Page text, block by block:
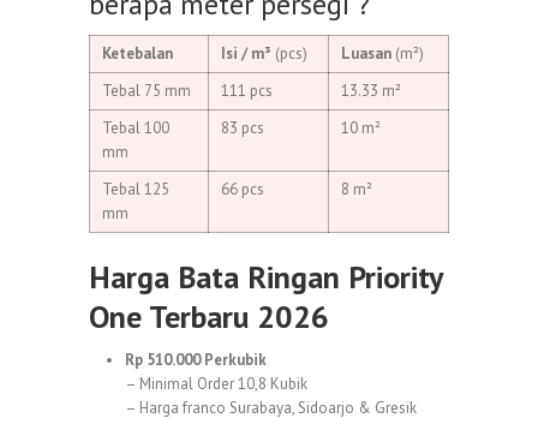
Ketebalan Isi / m³ (pcs) Luasan (m²)
Tebal 75 mm
111 pcs
13.33 m²
Tebal 100
mm
83 pcs 10 m²
Tebal 125
mm
66 pcs 8 m²
Harga Bata Ringan Priority
One Terbaru 2026
Rp 510.000 Perkubik
– Minimal Order 10,8 Kubik
– Harga franco Surabaya, Sidoarjo & Gresik